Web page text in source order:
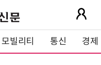
모빌리티 통신 경제